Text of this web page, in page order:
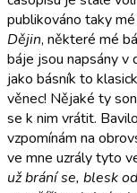
publikováno taky
Dějin, některé mé
báje jsou napsány v
jako básník to
věnec! Nějaké ty
se k nim vrátit.
vzpomínám na
ve mne uzrály tyto
už brání se, blesk